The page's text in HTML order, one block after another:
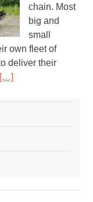
chain. Most
big and
small
own fleet of
deliver their
[…]